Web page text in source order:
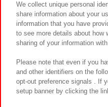
We collect unique personal
share information about your
information that you have
to see more details about how
sharing of your information
Please note that even if you
and other identifiers on the
opt-out preference signals . If
setup banner by clicking the